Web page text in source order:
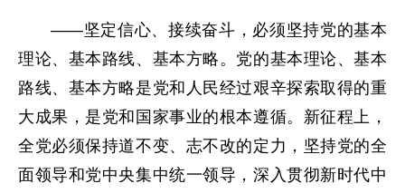
——坚定信心、接续奋斗，必须坚持党的基本
理论、基本路线、基本方略。党的基本理论、基本
路线、基本方略是党和人民经过艰辛探索取得的重
大成果，是党和国家事业的根本遵循。新征程上，
全党必须保持道不变、志不改的定力，坚持党的全
面领导和党中央集中统一领导，深入贯彻新时代中